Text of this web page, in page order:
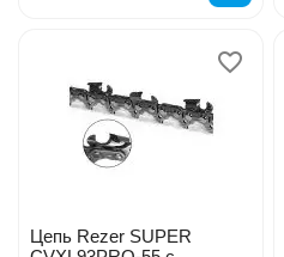
Цепь Rezer SUPER